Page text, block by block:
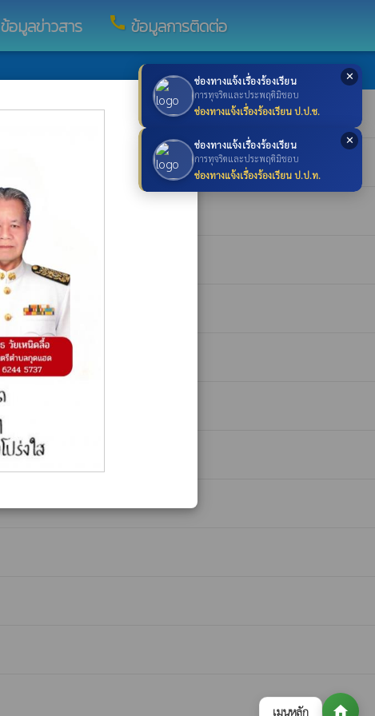
เมนูหลัก home
✕
ช่องทางแจ้งเรื่องร้องเรียน
การทุจริตและประพฤติมิชอบ
ช่องทางแจ้งเรื่องร้องเรียน ป.ป.ช.
✕
ช่องทางแจ้งเรื่องร้องเรียน
การทุจริตและประพฤติมิชอบ
ช่องทางแจ้งเรื่องร้องเรียน ป.ป.ท.
ข้อมูลข่าวสาร call ข้อมูลการติดต่อ